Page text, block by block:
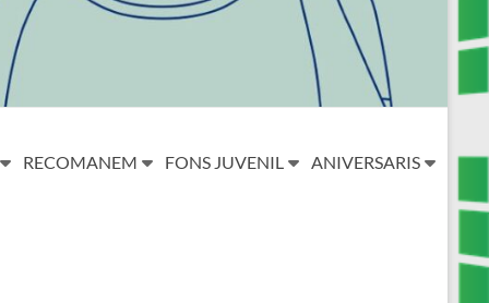
RECOMANEM FONS JUVENIL ANIVERSARIS